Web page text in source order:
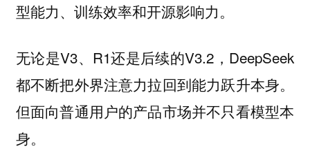
型能力、训练效率和开源影响力。
无论是V3、R1还是后续的V3.2，DeepSeek
都不断把外界注意力拉回到能力跃升本身。
但面向普通用户的产品市场并不只看模型本
身。